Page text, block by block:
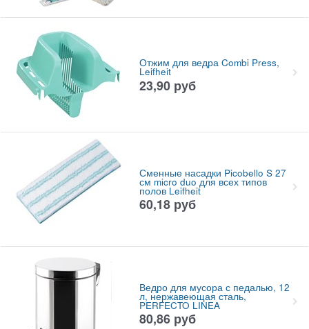
Отжим для ведра Combi Press,
Leifheit
23,90 руб
Сменные насадки Picobello S 27
см micro duo для всех типов
полов Leifheit
60,18 руб
Ведро для мусора с педалью, 12
л, нержавеющая сталь,
PERFECTO LINEA
80,86 руб